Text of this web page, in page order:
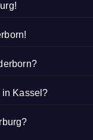
in Kassel?